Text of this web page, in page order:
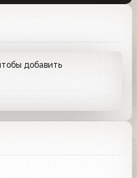
добавить